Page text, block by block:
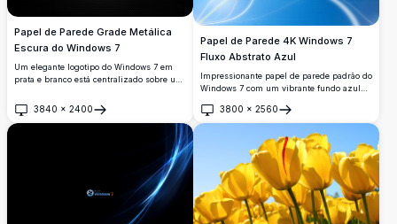
Papel de Parede Grade Metálica
Escura do Windows 7
Um elegante logotipo do Windows 7 em
prata e branco está centralizado sobre um
escura. Papel de parede perfeito em alta
resolução para personalização de desktop
com uma estética minimalista e industrial.
3840 × 2400
Abrir
Papel de Parede 4K Windows 7
Fluxo Abstrato Azul
Impressionante papel de parede padrão do
Windows 7 com um vibrante fundo azul
verde ao redor do icônico logotipo
transparente do Windows. Perfeito para
personalização do desktop em resolução
3800 × 2560
Abrir